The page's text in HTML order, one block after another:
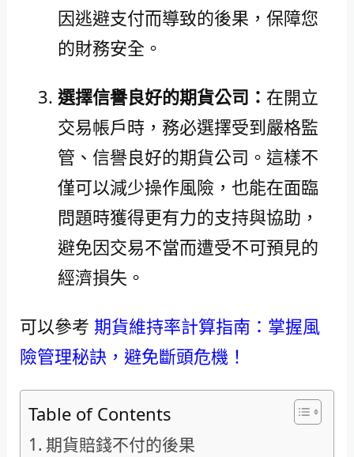
因逃避支付而導致的後果，保障您
的財務安全。
選擇信譽良好的期貨公司： 在開立
交易帳戶時，務必選擇受到嚴格監
管、信譽良好的期貨公司。這樣不
僅可以減少操作風險，也能在面臨
問題時獲得更有力的支持與協助，
避免因交易不當而遭受不可預見的
經濟損失。
可以參考 期貨維持率計算指南：掌握風
險管理秘訣，避免斷頭危機！
Table of Contents
期貨賠錢不付的後果